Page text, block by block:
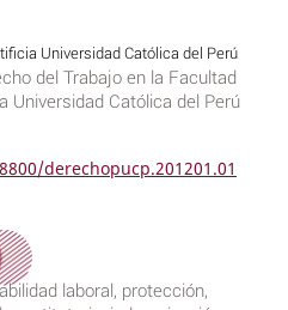
Universidad Católica del Perú
del Trabajo en la Facultad
Universidad Católica del Perú
derechopucp.201201.01
laboral, protección,